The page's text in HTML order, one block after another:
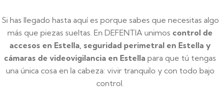
Si has llegado hasta aquí es porque sabes que necesitas algo
más que piezas sueltas. En DEFENTIA unimos control de
accesos en Estella, seguridad perimetral en Estella y
cámaras de videovigilancia en Estella para que tú tengas
una única cosa en la cabeza: vivir tranquilo y con todo bajo
control.